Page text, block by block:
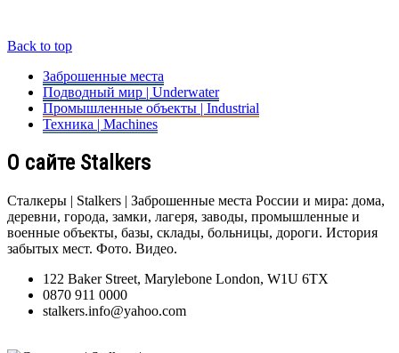
Back to top
Заброшенные места
Подводный мир | Underwater
Промышленные объекты | Industrial
Техника | Machines
О сайте Stalkers
Сталкеры | Stalkers | Заброшенные места России и мира: дома,
деревни, города, замки, лагеря, заводы, промышленные и
военные объекты, базы, склады, больницы, дороги. История
забытых мест. Фото. Видео.
122 Baker Street, Marylebone London, W1U 6TX
0870 911 0000
stalkers.info@yahoo.com